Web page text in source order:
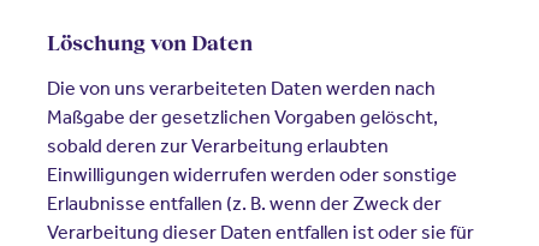
Löschung von Daten
Die von uns verarbeiteten Daten werden nach
Maßgabe der gesetzlichen Vorgaben gelöscht,
sobald deren zur Verarbeitung erlaubten
Einwilligungen widerrufen werden oder sonstige
Erlaubnisse entfallen (z. B. wenn der Zweck der
Verarbeitung dieser Daten entfallen ist oder sie für